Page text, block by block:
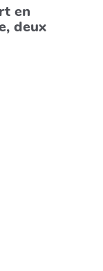
en
deux